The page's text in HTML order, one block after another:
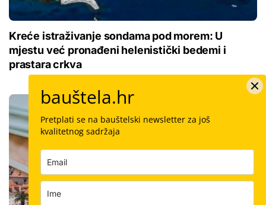
Kreće istraživanje sondama pod morem: U
mjestu već pronađeni helenistički bedemi i
prastara crkva
bauštela.hr
Pretplati se na bauštelski newsletter za još
kvalitetnog sadržaja